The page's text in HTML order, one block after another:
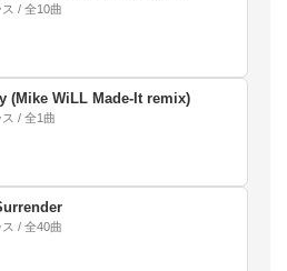
/ 全10曲
(Mike WiLL Made‐It remix)
/ 全1曲
/ 全40曲